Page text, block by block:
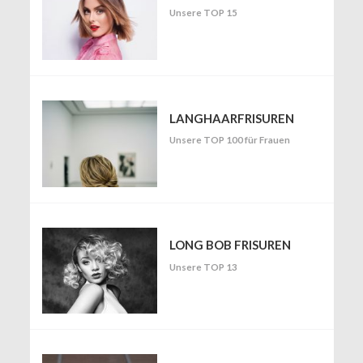
Unsere TOP 15
LANGHAARFRISUREN
Unsere TOP 100 für Frauen
LONG BOB FRISUREN
Unsere TOP 13